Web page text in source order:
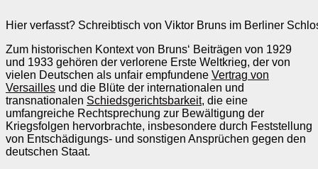
Hier verfasst? Schreibtisch von Viktor Bruns im Berliner
Zum historischen Kontext von Bruns‘ Beiträgen von 1929
und 1933 gehören der verlorene Erste Weltkrieg, der von
vielen Deutschen als unfair empfundene Vertrag von
Versailles und die Blüte der internationalen und
transnationalen Schiedsgerichtsbarkeit, die eine
umfangreiche Rechtsprechung zur Bewältigung der
Kriegsfolgen hervorbrachte, insbesondere durch Feststellung
von Entschädigungs- und sonstigen Ansprüchen gegen den
deutschen Staat.